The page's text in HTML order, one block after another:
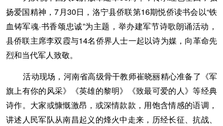
扬爱国精神，7月30日，洛宁县侨联第16期悦侨读书会以“铁
血铸军魂·书香颂忠诚”为主题，举办建军节诗歌朗诵活动，
县侨联主席李双霞与14名侨界人士一起以诗为媒，向革命先
烈和当代军人致敬。
活动现场，河南省高级骨干教师崔晓丽精心准备了《军
旗上有你的风采》《英雄的黎明》《致最可爱的人》等经典
诗作。大家或慷慨激昂，或深情款款，用饱含情感的语调，
讲述人民军队从南昌起义的烽火中走来，历经长征、抗战、